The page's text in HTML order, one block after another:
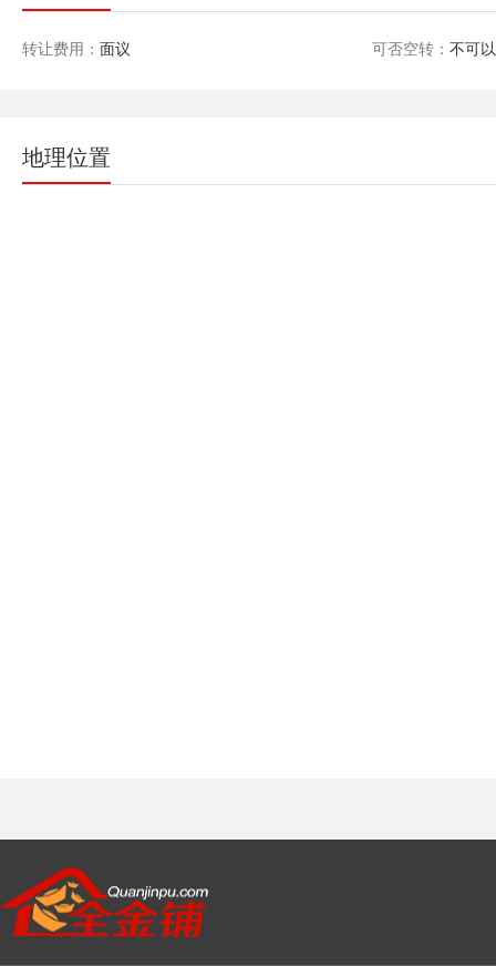
转让费用： 面议 可否空转：不可以
地理位置